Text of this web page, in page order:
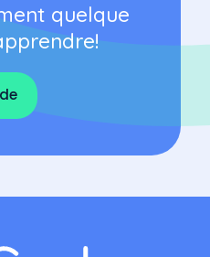
quelque